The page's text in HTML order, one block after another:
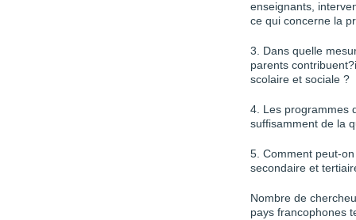
enseignants,
ce qui concerne la
3. Dans quelle
parents
scolaire et sociale ?
4. Les programmes
suffisamment de la
5. Comment peut-
secondaire et
Nombre de
pays francophones